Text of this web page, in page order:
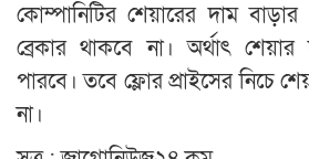
কোম্পানিটির শেয়ারের দাম বাড়ার
ব্রেকার থাকবে না। অর্থাৎ
পারবে। তবে ফ্লোর প্রাইসের নিচে
না।